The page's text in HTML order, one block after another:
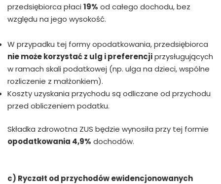
przedsiębiorca płaci 19% od całego dochodu, bez
względu na jego wysokość.
W przypadku tej formy opodatkowania, przedsiębiorca
nie może korzystać z ulg i preferencjiprzysługujących
w ramach skali podatkowej (np. ulga na dzieci, wspólne
rozliczenie z małżonkiem).
Koszty uzyskania przychodu są odliczane od przychodu
przed obliczeniem podatku.
Składka zdrowotna ZUS będzie wynosiła przy tej formie
opodatkowania 4,9% dochodów.
c) Ryczałt od przychodów ewidencjonowanych